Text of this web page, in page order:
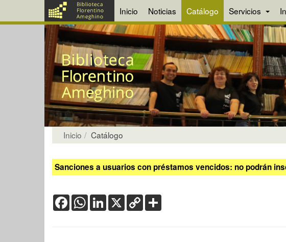
Inicio Noticias Catálogo Servicios
Inicio Catálogo
Sanciones a usuarios con préstamos vencidos: no podrán
FacebookWhatsApp
LinkedIn
X Copy
Link